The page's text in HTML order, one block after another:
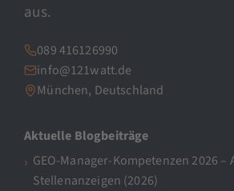
aus.
089 416126990
info@121watt.de
München, Deutschland
Aktuelle Blogbeiträge
GEO-Manager-Kompetenzen 2026 –
Stellenanzeigen (2026)